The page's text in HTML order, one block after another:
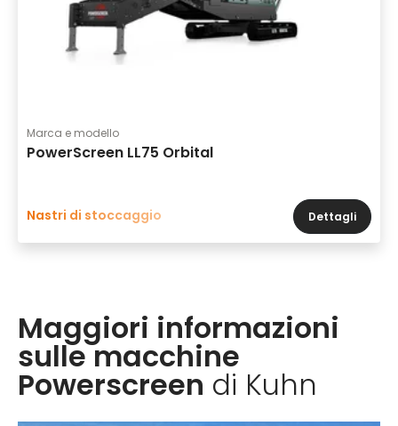
Marca e modello
PowerScreen LL75 Orbital
Nastri di stoccaggio Dettagli
Maggiori informazioni
sulle macchine
Powerscreen di Kuhn